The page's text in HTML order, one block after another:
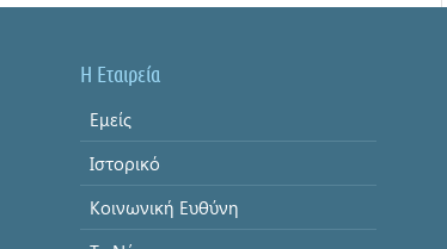
Η Εταιρεία
Εμείς
Ιστορικό
Κοινωνική Ευθύνη